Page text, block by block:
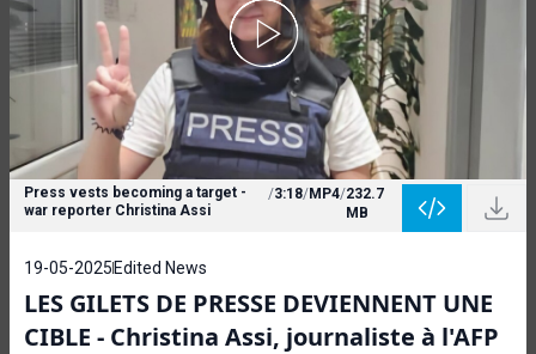
Press vests becoming a target -
war reporter Christina Assi
/3:18/MP4/232.7
MB
19-05-2025 Edited News
LES GILETS DE PRESSE DEVIENNENT UNE
CIBLE - Christina Assi, journaliste à l'AFP